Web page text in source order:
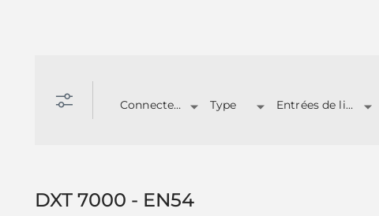
Connecteurs Type Entrées de ligne
DXT 7000 - EN54